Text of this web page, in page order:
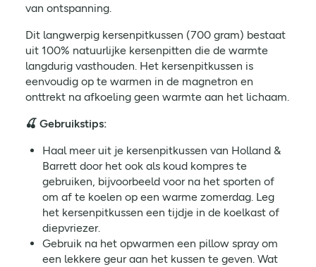
van ontspanning.
Dit langwerpig kersenpitkussen (700 gram) bestaat
uit 100% natuurlijke kersenpitten die de warmte
langdurig vasthouden. Het kersenpitkussen is
eenvoudig op te warmen in de magnetron en
onttrekt na afkoeling geen warmte aan het lichaam.
🍒 Gebruikstips:
Haal meer uit je kersenpitkussen van Holland &
Barrett door het ook als koud kompres te
gebruiken, bijvoorbeeld voor na het sporten of
om af te koelen op een warme zomerdag. Leg
het kersenpitkussen een tijdje in de koelkast of
diepvriezer.
Gebruik na het opwarmen een pillow spray om
een lekkere geur aan het kussen te geven. Wat